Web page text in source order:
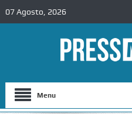
07 Agosto, 2026
Menu